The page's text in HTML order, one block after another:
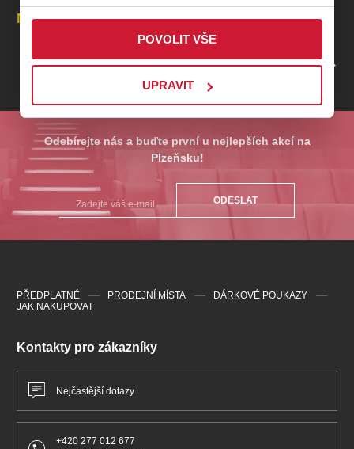
POVOLIT VŠE
UPRAVIT
Irena Pulicarová– moderátorka
Koncert je nejen hudebním zážitkem, ale i připomínkou
akce bude věnován na projekty pomáhající zrakově
postiženým.
Místa
PROFIL POŘADATELE PLZEŇSKÁ FILHARMONIE
Odebírejte nás a buďte první u nejlepších akcí na
Plzeňsku!
ODESLAT
Kontakty pro zákazníky
Nejčastější dotazy
+420 277 012 677
PŘEDPLATNÉ PRODEJNÍ MÍSTA
DÁRKOVÉ POUKAZY
JAK NAKUPOVAT